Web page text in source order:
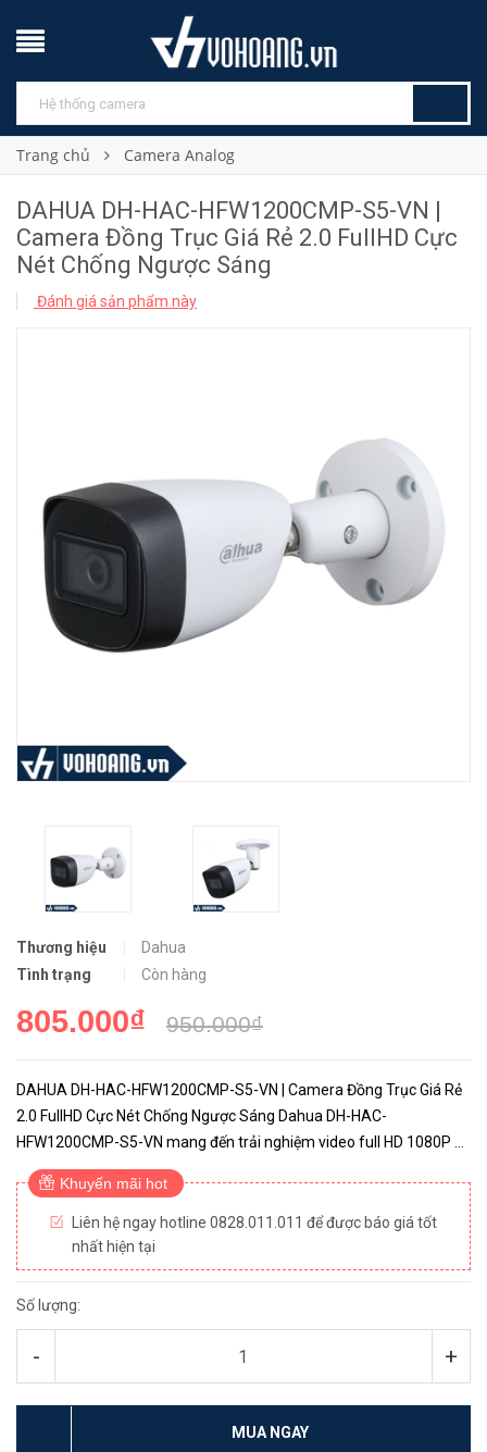
Trang chủ Camera Analog
DAHUA DH-HAC-HFW1200CMP-S5-VN |
Camera Đồng Trục Giá Rẻ 2.0 FullHD Cực
Nét Chống Ngược Sáng
Đánh giá sản phẩm này
Thương hiệu
Dahua
Tình trạng
Còn hàng
805.000₫ 950.000₫
DAHUA DH-HAC-HFW1200CMP-S5-VN | Camera Đồng Trục Giá Rẻ
2.0 FullHD Cực Nét Chống Ngược Sáng Dahua DH-HAC-
HFW1200CMP-S5-VN mang đến trải nghiệm video full HD 1080P và
sự đơn giản khi sử dụng cáp analog (HDCVI). Camera tự động điều
chỉnh màu ản...
Khuyến mãi hot
Liên hệ ngay hotline 0828.011.011 để được báo giá tốt
nhất hiện tại
Số lượng:
- +
MUA NGAY